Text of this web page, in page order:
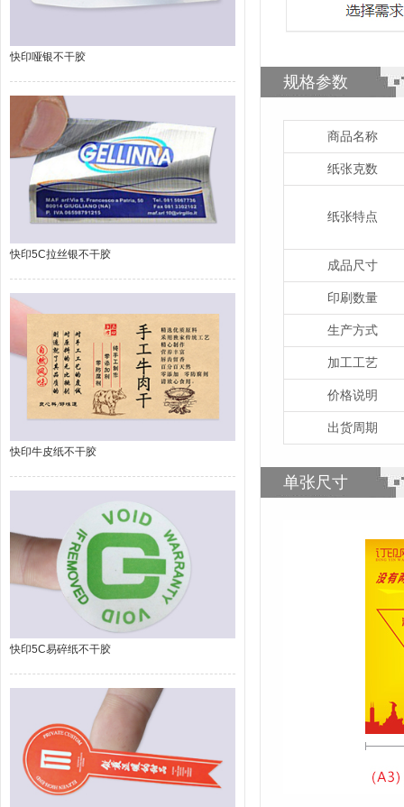
快印哑银不干胶
快印5C拉丝银不干胶
快印牛皮纸不干胶
快印5C易碎纸不干胶
规格参数
商品名称
纸张克数
纸张特点
成品尺寸
印刷数量
生产方式
加工工艺
价格说明
出货周期
单张尺寸